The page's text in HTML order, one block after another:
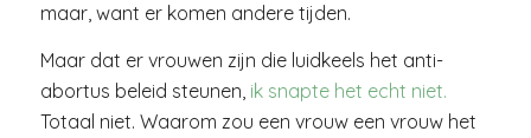
maar, want er komen andere tijden.
Maar dat er vrouwen zijn die luidkeels het anti-
abortus beleid steunen, ik snapte het echt niet.
Totaal niet. Waarom zou een vrouw een vrouw het